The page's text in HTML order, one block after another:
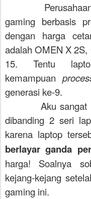
gaming berbasis
dengan harga
adalah OMEN X
15. Tentu
kemampuan
generasi ke-9.
Aku
dibanding 2 seri
karena laptop
berlayar ganda
harga! Soalnya
kejang-kejang
gaming ini.